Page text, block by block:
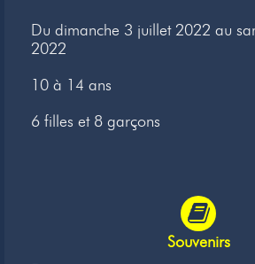
Liens
Du dimanche 3 juillet 2022 au
2022
10 à 14 ans
6 filles et 8 garçons
Souvenirs